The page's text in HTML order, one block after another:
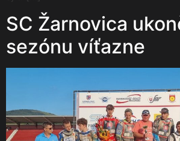
SC Žarnovica
sezónu víťazne